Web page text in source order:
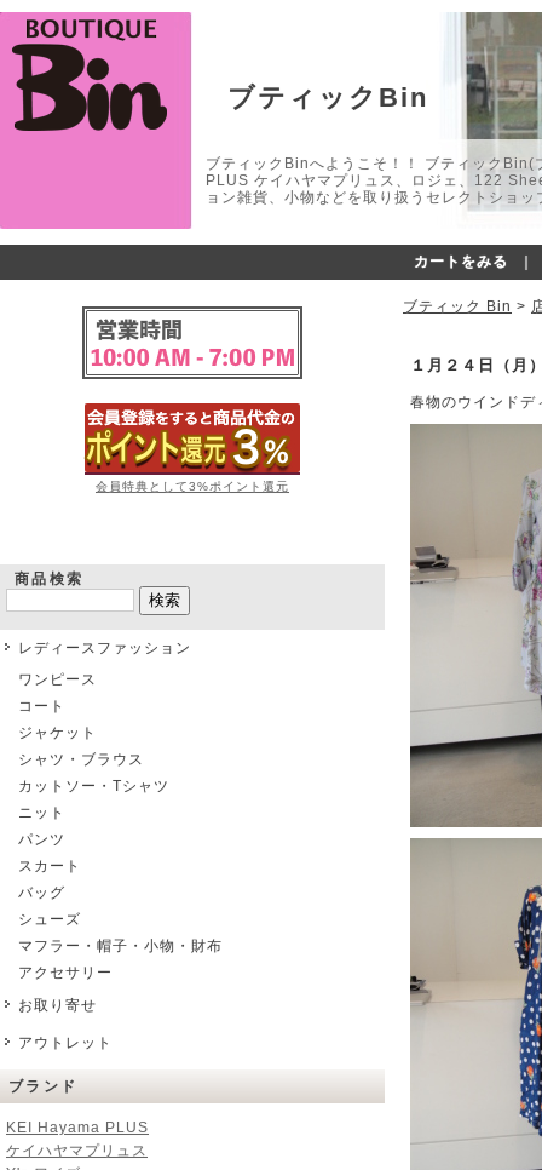
ブティックBin
ブティックBinへようこそ！！ ブティック
PLUS ケイハヤマプリュス、ロジェ、122
ョン雑貨、小物などを取り扱うセレクトショ
カートをみる
会員特典として3%ポイント還元
商品検索
レディースファッション
ワンピース
コート
ジャケット
シャツ・ブラウス
カットソー・Tシャツ
ニット
パンツ
スカート
バッグ
シューズ
マフラー・帽子・小物・財布
アクセサリー
お取り寄せ
アウトレット
ブランド
KEI Hayama PLUS
ケイハヤマプリュス
ブティック Bin >
１月２４日（月
春物のウインドデ